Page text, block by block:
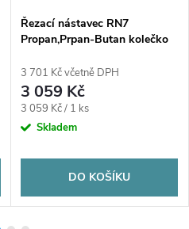
Řezací nástavec RN7
Propan,Prpan-Butan kolečko
3 701 Kč včetně DPH
3 059 Kč
Měrná
cena:
3 059 Kč / 1 ks
Skladem
DO KOŠÍKU